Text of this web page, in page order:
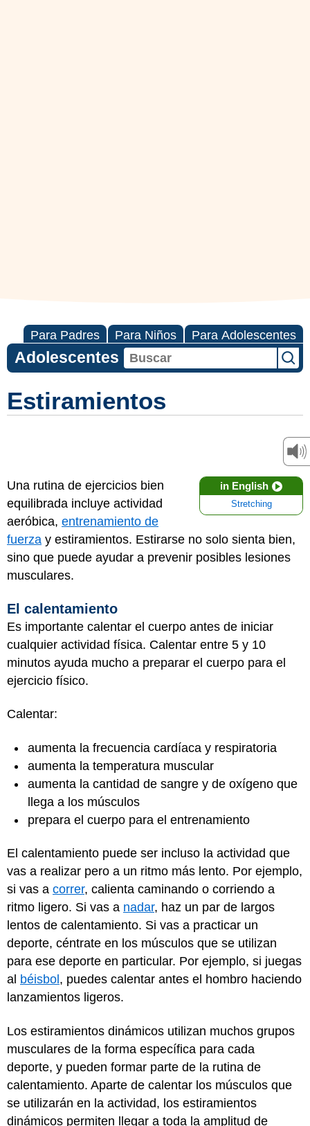
Para Padres Para Niños Para Adolescentes
Adolescentes
Estiramientos
in English
Stretching
Una rutina de ejercicios bien
equilibrada incluye actividad
aeróbica, entrenamiento de
fuerza y estiramientos. Estirarse no solo sienta bien,
sino que puede ayudar a prevenir posibles lesiones
musculares.
El calentamiento
Es importante calentar el cuerpo antes de iniciar
cualquier actividad física. Calentar entre 5 y 10
minutos ayuda mucho a preparar el cuerpo para el
ejercicio físico.
Calentar:
aumenta la frecuencia cardíaca y respiratoria
aumenta la temperatura muscular
aumenta la cantidad de sangre y de oxígeno que
llega a los músculos
prepara el cuerpo para el entrenamiento
El calentamiento puede ser incluso la actividad que
vas a realizar pero a un ritmo más lento. Por ejemplo,
si vas a correr, calienta caminando o corriendo a
ritmo ligero. Si vas a nadar, haz un par de largos
lentos de calentamiento. Si vas a practicar un
deporte, céntrate en los músculos que se utilizan
para ese deporte en particular. Por ejemplo, si juegas
al béisbol , puedes calentar antes el hombro haciendo
lanzamientos ligeros.
Los estiramientos dinámicos utilizan muchos grupos
musculares de la forma específica para cada
deporte, y pueden formar parte de la rutina de
calentamiento. Aparte de calentar los músculos que
se utilizarán en la actividad, los estiramientos
dinámicos permiten llegar a toda la amplitud de